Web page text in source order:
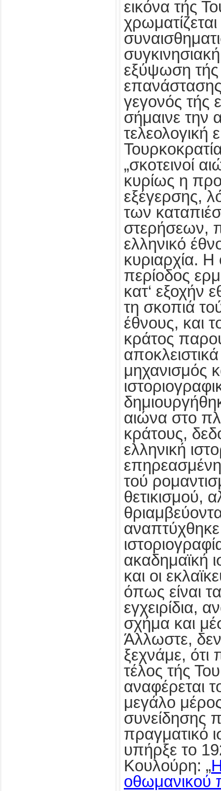
εικόνα τής
εξύψωση τής
γεγονός τής
σήμαινε την
τελεολογική
„σκοτεινοί
κυρίως η
εξέγερσης,
των
στερήσεων,
ελληνικό
κυριαρχία.
περίοδος
κατ‘ εξοχήν
τη σκοπιά
έθνους, και
κράτος
μηχανισμός
αιώνα στο
κράτους,
ελληνική
τού
θετικισμού,
ακαδημαϊκή
και οι
όπως είναι
εγχειρίδια,
σχήμα και
Άλλωστε,
ξεχνάμε,
τέλος τής
αναφέρεται
μεγάλο
συνείδησης
πραγματικό
υπήρξε το
Κουλούρη: „
οθωμανικού